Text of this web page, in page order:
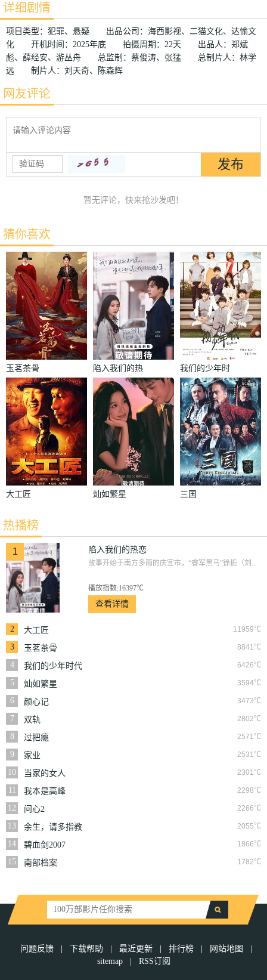
详细剧情
项目类型：犯罪、悬疑 出品公司：海西影视、二猫文化、达愉文
化 开机时间：2025年底 拍摄周期：22天 出品人：郑斌
彪、薛经安、游丛舟 总监制：蔡俊涛、张猛 总制片人：林学
远 制片人：刘天奇、陈森辉
网友评论
暂无评论，快来抢沙发吧！
猜你喜欢
玉茗茶骨
陷入我们的热
恋
我们的少年时
代
大工匠 灿如繁星 三国
热播榜
1 陷入我们的热恋
故事开始于南方多雨的庆宜市，“睿军黑马”徐栀（刘...
播放指数:16397℃
查看详情
2 11959℃
大工匠
3
8841℃
玉茗茶骨
4
6426℃
我们的少年时代
5
3594℃
灿如繁星
6
3473℃
颜心记
7
2802℃
双轨
8
2571℃
过把瘾
9
2531℃
家业
10
2301℃
当家的女人
11
2298℃
我本是高峰
12
2266℃
问心2
13
2055℃
余生，请多指教
14
1866℃
碧血剑2007
15
1782℃
南部档案
问题反馈 下载帮助 最近更新 排行榜 网站地图
sitemap
RSS订阅